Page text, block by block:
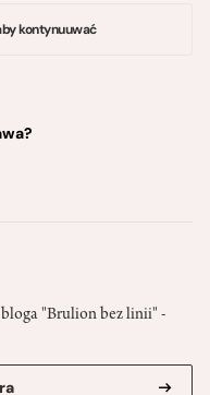
"Brulion bez linii" -
kontynuuwać